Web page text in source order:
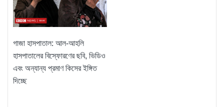
গাজা হাসপাতাল: আল-আহলি
হাসপাতালের বিস্ফোরণের ছবি, ভিডিও
এবং অন্যান্য প্রমাণ কিসের ইঙ্গিত
দিচ্ছে